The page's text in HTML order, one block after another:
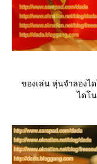
ของเล่น หุ่นจำลองไ
ไดโ